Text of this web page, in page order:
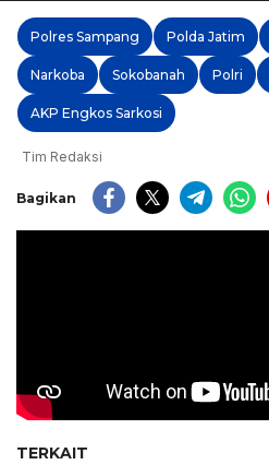
Polres Sampang Polda Jatim
Narkoba Sokobanah Polri
AKP Engkos Sarkosi
Tim Redaksi
Bagikan
TERKAIT